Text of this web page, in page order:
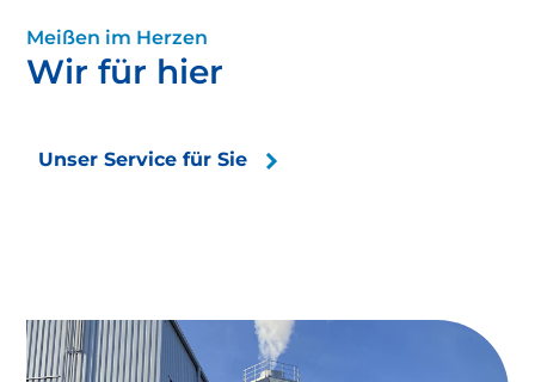
Wir für hier
Meißen im Herzen
Unser Service für Sie